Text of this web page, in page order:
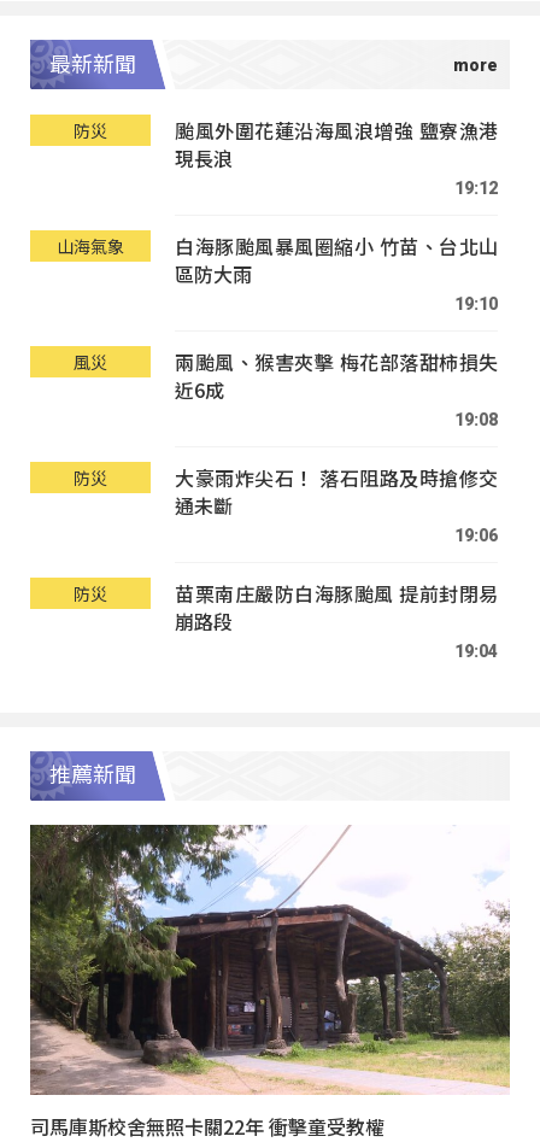
最新新聞
防災
颱風外圍花蓮沿海風浪增強 鹽寮漁港
現長浪
19:12
山海氣象
白海豚颱風暴風圈縮小 竹苗、台北山
區防大雨
19:10
風災
兩颱風、猴害夾擊 梅花部落甜柿損失
近6成
19:08
防災
大豪雨炸尖石！ 落石阻路及時搶修交
通未斷
19:06
防災
苗栗南庄嚴防白海豚颱風 提前封閉易
崩路段
19:04
推薦新聞
司馬庫斯校舍無照卡關22年 衝擊童受教權